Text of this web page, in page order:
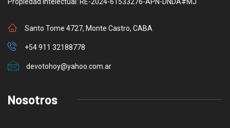
Santo Tome 4727, Monte Castro, CABA
+54 911 32188778
devotohoy@yahoo.com.ar
Nosotros